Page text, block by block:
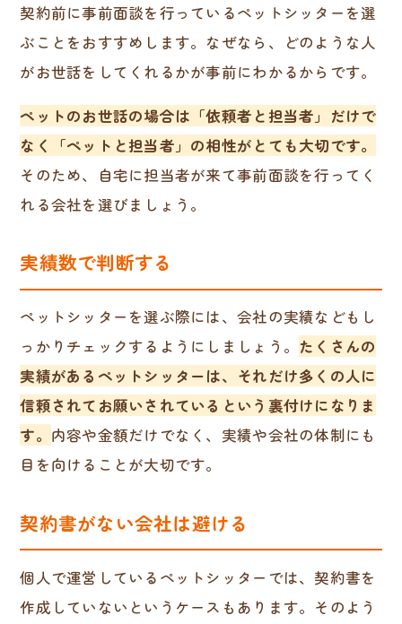
契約前に事前面談を行っているペットシッターを選
ぶことをおすすめします。なぜなら、どのような人
がお世話をしてくれるかが事前にわかるからです。
ペットのお世話の場合は「依頼者と担当者」だけで
なく「ペットと担当者」の相性がとても大切です。
そのため、自宅に担当者が来て事前面談を行ってく
れる会社を選びましょう。
実績数で判断する
ペットシッターを選ぶ際には、会社の実績などもし
っかりチェックするようにしましょう。 たくさんの
実績があるペットシッターは、それだけ多くの人に
信頼されてお願いされているという裏付けになりま
す。 内容や金額だけでなく、実績や会社の体制にも
目を向けることが大切です。
契約書がない会社は避ける
個人で運営しているペットシッターでは、契約書を
作成していないというケースもあります。そのよう